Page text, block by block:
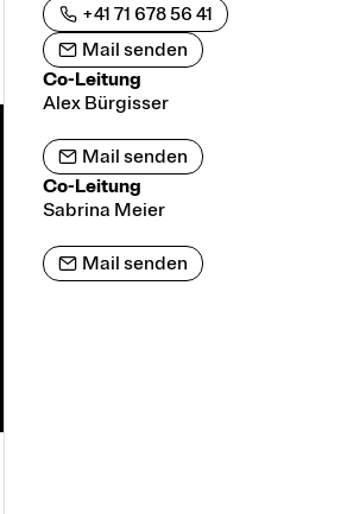
+41 71 678 56 41
Mail senden
Co-Leitung
Alex Bürgisser
Mail senden
Co-Leitung
Sabrina Meier
Mail senden